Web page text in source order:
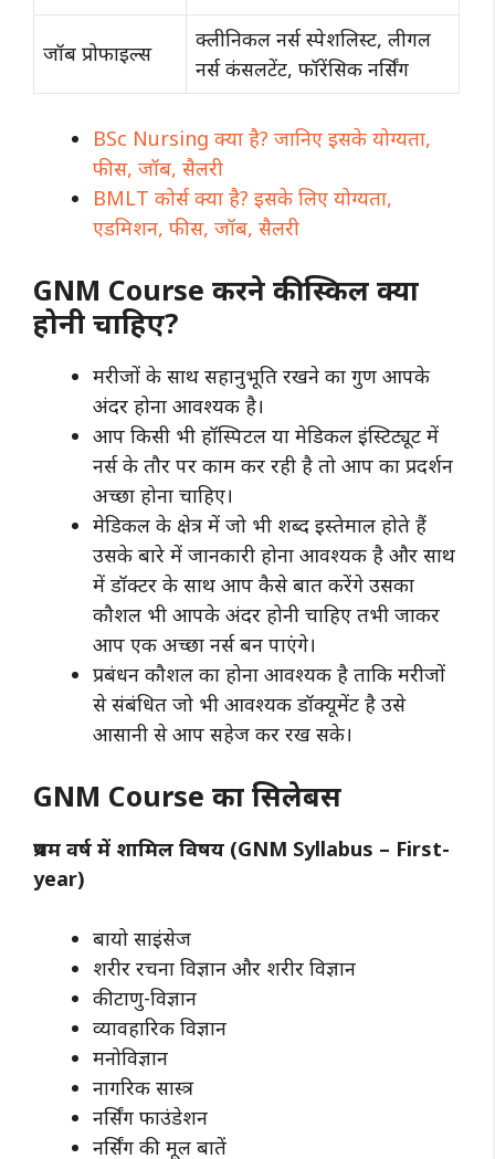
जॉब प्रोफाइल्स
क्लीनिकल नर्स स्पेशलिस्ट, लीगल
नर्स कंसलटेंट, फॉरेंसिक नर्सिंग
BSc Nursing क्या है? जानिए इसके योग्यता,
फीस, जॉब, सैलरी
BMLT कोर्स क्या है? इसके लिए योग्यता,
एडमिशन, फीस, जॉब, सैलरी
GNM Course करने की स्किल क्या
होनी चाहिए?
मरीजों के साथ सहानुभूति रखने का गुण आपके
अंदर होना आवश्यक है।
आप किसी भी हॉस्पिटल या मेडिकल इंस्टिट्यूट में
नर्स के तौर पर काम कर रही है तो आप का प्रदर्शन
अच्छा होना चाहिए।
मेडिकल के क्षेत्र में जो भी शब्द इस्तेमाल होते हैं
उसके बारे में जानकारी होना आवश्यक है और साथ
में डॉक्टर के साथ आप कैसे बात करेंगे उसका
कौशल भी आपके अंदर होनी चाहिए तभी जाकर
आप एक अच्छा नर्स बन पाएंगे।
प्रबंधन कौशल का होना आवश्यक है ताकि मरीजों
से संबंधित जो भी आवश्यक डॉक्यूमेंट है उसे
आसानी से आप सहेज कर रख सके।
GNM Course का सिलेबस
प्रथम वर्ष में शामिल विषय (GNM Syllabus – First-
year)
बायो साइंसेज
शरीर रचना विज्ञान और शरीर विज्ञान
कीटाणु-विज्ञान
व्यावहारिक विज्ञान
मनोविज्ञान
नागरिक सास्त्र
नर्सिंग फाउंडेशन
नर्सिंग की मूल बातें